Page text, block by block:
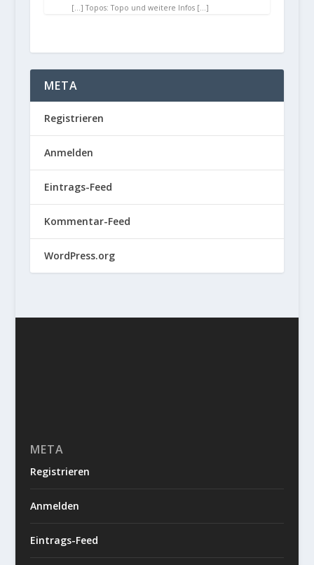
[…] Topos: Topo und weitere Infos […]
META
Registrieren
Anmelden
Eintrags-Feed
Kommentar-Feed
WordPress.org
META
Registrieren
Anmelden
Eintrags-Feed